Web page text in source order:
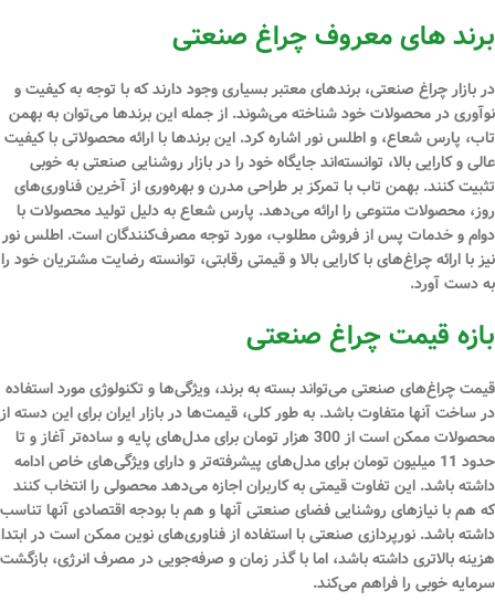
برند های معروف چراغ‌ صنعتی
در بازار چراغ‌ صنعتی، برندهای معتبر بسیاری وجود دارند که با توجه به کیفیت و
نوآوری در محصولات خود شناخته می‌شوند. از جمله این برندها می‌توان به بهمن
تاب، پارس شعاع، و اطلس نور اشاره کرد. این برندها با ارائه محصولاتی با کیفیت
عالی و کارایی بالا، توانسته‌اند جایگاه خود را در بازار روشنایی صنعتی به خوبی
تثبیت کنند. بهمن تاب با تمرکز بر طراحی مدرن و بهره‌وری از آخرین فناوری‌های
روز، محصولات متنوعی را ارائه می‌دهد. پارس شعاع به دلیل تولید محصولات با
دوام و خدمات پس از فروش مطلوب، مورد توجه مصرف‌کنندگان است. اطلس نور
نیز با ارائه چراغ‌های با کارایی بالا و قیمتی رقابتی، توانسته رضایت مشتریان خود را
به دست آورد.
بازه قیمت چراغ‌ صنعتی
قیمت چراغ‌های صنعتی می‌تواند بسته به برند، ویژگی‌ها و تکنولوژی مورد استفاده
در ساخت آنها متفاوت باشد. به طور کلی، قیمت‌ها در بازار ایران برای این دسته از
محصولات ممکن است از 300 هزار تومان برای مدل‌های پایه و ساده‌تر آغاز و تا
حدود 11 میلیون تومان برای مدل‌های پیشرفته‌تر و دارای ویژگی‌های خاص ادامه
داشته باشد. این تفاوت قیمتی به کاربران اجازه می‌دهد محصولی را انتخاب کنند
که هم با نیازهای روشنایی فضای صنعتی آنها و هم با بودجه اقتصادی آنها تناسب
داشته باشد. نورپردازی صنعتی با استفاده از فناوری‌های نوین ممکن است در ابتدا
هزینه بالاتری داشته باشد، اما با گذر زمان و صرفه‌جویی در مصرف انرژی، بازگشت
سرمایه خوبی را فراهم می‌کند.